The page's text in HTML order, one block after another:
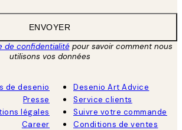
ENVOYER
de confidentialitépour savoir comment nous
utilisons vos données
de desenio
Presse
légales
Career
Desenio Art Advice
Service clients
Suivre votre commande
Conditions de ventes